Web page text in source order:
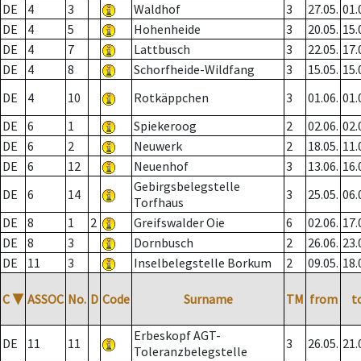
DE
4 3 Waldhof 3 27.05.
DE
4 5 Hohenheide 3 20.05.
DE
4 7 Lattbusch 3 22.05.
DE
4 8 Schorfheide-Wildfang 3 15.05.
DE
4 10 Rotkäppchen 3 01.06.
DE
6 1 Spiekeroog 2 02.06.
DE
6 2 Neuwerk 2 18.05.
DE
6 12 Neuenhof 3 13.06.
DE
6 14
Gebirgsbelegstelle
Torfhaus
3 25.05.
DE
8 1 2 Greifswalder Oie 6 02.06.
DE
8 3 Dornbusch 2 26.06.
DE
11 3 Inselbelegstelle Borkum 2 09.05.
C ▼ ASSOC No. D Code Surname TM from
DE 11 11
Erbeskopf AGT-
Toleranzbelegstelle
3 26.05.